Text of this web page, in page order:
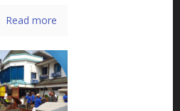
Read more